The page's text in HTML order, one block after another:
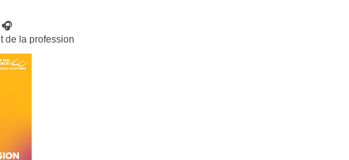
🎧
de la profession